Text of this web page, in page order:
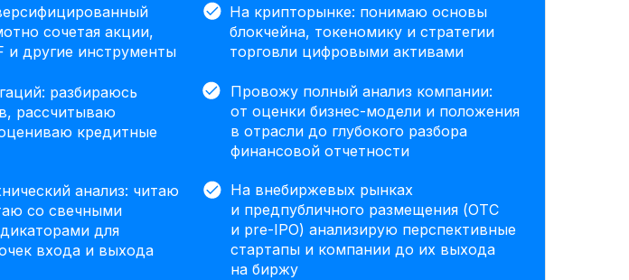
Провожу полный анализ компании:
от оценки бизнес-модели и положения
в отрасли до глубокого разбора
финансовой отчетности
сочетая акции,
и другие инструменты
На крипторынке: понимаю основы
блокчейна, токеномику и стратегии
торговли цифровыми активами
разбираюсь
рассчитываю
кредитные
На внебиржевых рынках
и предпубличного размещения (OTC
и pre-IPO) анализирую перспективные
стартапы и компании до их выхода
на биржу
анализ: читаю
со свечными
для
входа и выхода